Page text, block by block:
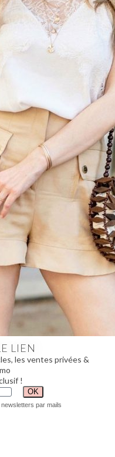
LIEN
les ventes privées &
!
par mails